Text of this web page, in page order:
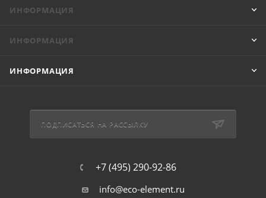
ИНФОРМАЦИЯ
ИНФОРМАЦИЯ
ИНФОРМАЦИЯ
ПОДПИСАТЬСЯ НА РАССЫЛКУ
+7 (495) 290-92-86
info@eco-element.ru